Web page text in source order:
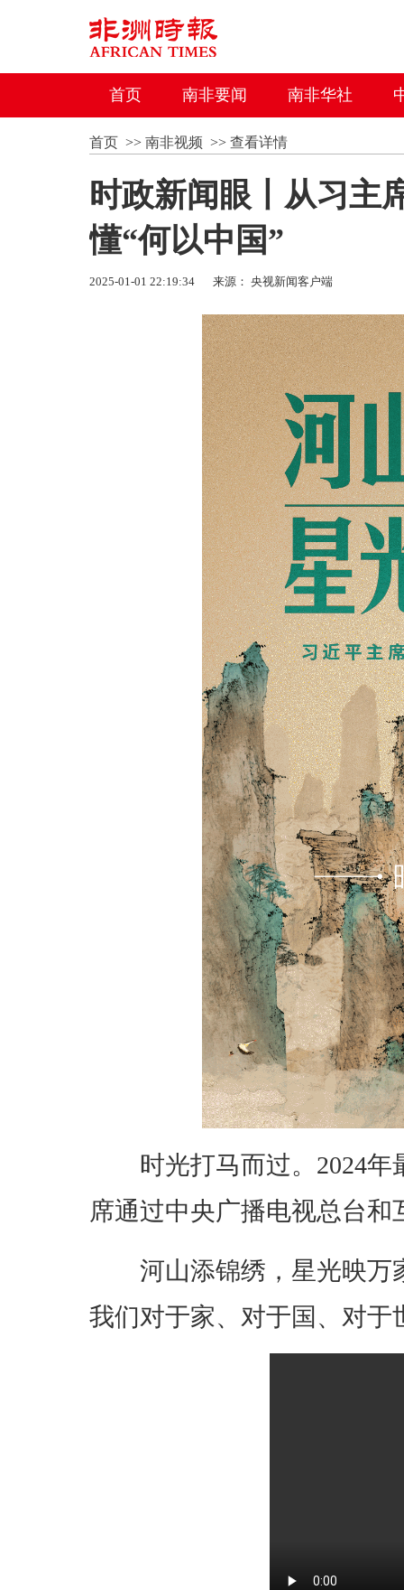
首页 南非要闻 南非华社
首页>> 南非视频 >> 查看详情
时政新闻眼丨从习主
懂“何以中国”
2025-01-01 22:19:34 来源： 央视新闻客户端
时光打马而过。2024年
席通过中央广播电视总台
河山添锦绣，星光映万
我们对于家、对于国、对